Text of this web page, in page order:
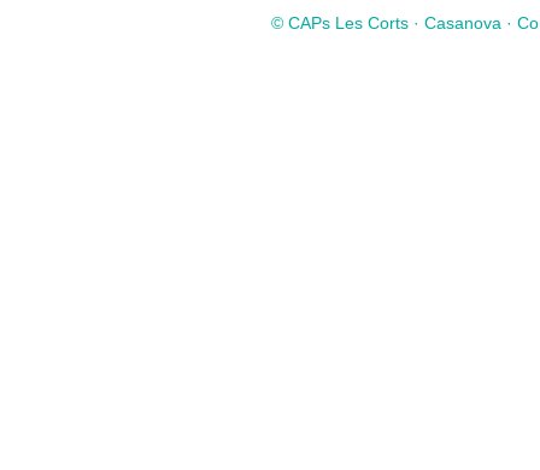
© CAPs Les Corts · Casanova ·